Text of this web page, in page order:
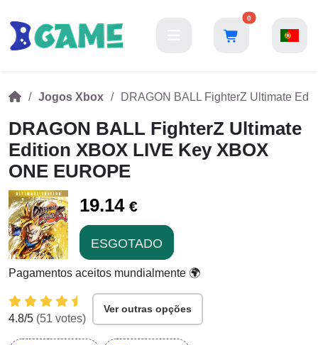
0
Jogos Xbox DRAGON BALL FighterZ Ultimate
DRAGON BALL FighterZ Ultimate
Edition XBOX LIVE Key XBOX
ONE EUROPE
19.14 €
ESGOTADO
Pagamentos aceitos mundialmente 🌍
4.8/5 (51 votes)
Ver outras opções